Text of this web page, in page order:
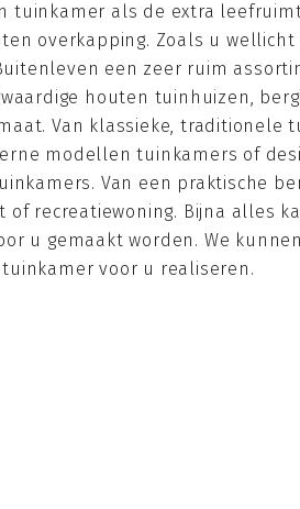
tuinkamer als de extra
overkapping. Zoals u wellicht
een zeer ruim
houten tuinhuizen,
Van klassieke, traditionele
modellen tuinkamers of
Van een praktische
of recreatiewoning. Bijna alles
u gemaakt worden. We
voor u realiseren.